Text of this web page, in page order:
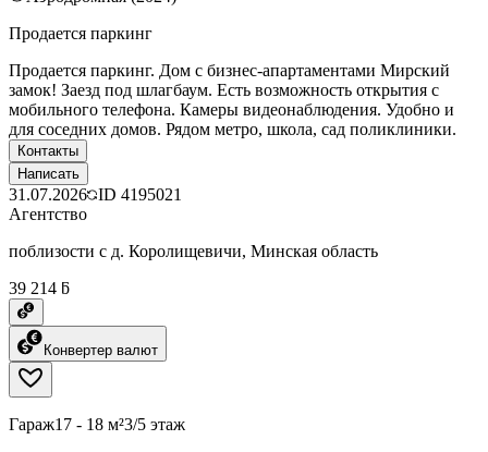
Продается паркинг
Продается паркинг. Дом с бизнес-апартаментами Мирский
замок! Заезд под шлагбаум. Есть возможность открытия с
мобильного телефона. Камеры видеонаблюдения. Удобно и
для соседних домов. Рядом метро, школа, сад поликлиники.
Контакты
Написать
31.07.2026 ID 4195021
Агентство
поблизости с д. Королищевичи, Минская область
39 214 ƃ
Конвертер валют
Гараж17 - 18 м²3/5 этаж